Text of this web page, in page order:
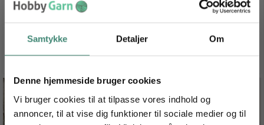
Samtykke Detaljer Om
Denne hjemmeside bruger cookies
Vi bruger cookies til at tilpasse vores indhold og
annoncer, til at vise dig funktioner til sociale medier og til
Cloud Cover
DKK 149,00
Frozen Sand Sweater
DKK 223,50